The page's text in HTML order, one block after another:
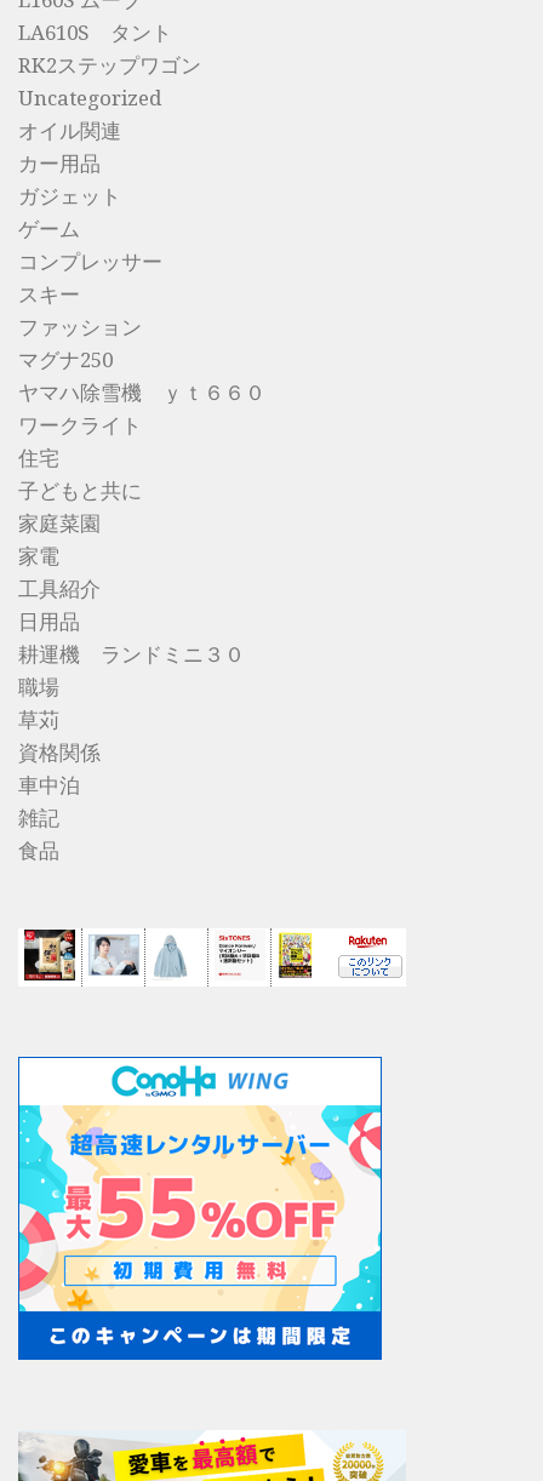
LA610S タント
RK2ステップワゴン
Uncategorized
オイル関連
カー用品
ガジェット
ゲーム
コンプレッサー
スキー
ファッション
マグナ250
ヤマハ除雪機 ｙｔ６６０
ワークライト
住宅
子どもと共に
家庭菜園
家電
工具紹介
日用品
耕運機 ランドミニ３０
職場
草苅
資格関係
車中泊
雑記
食品